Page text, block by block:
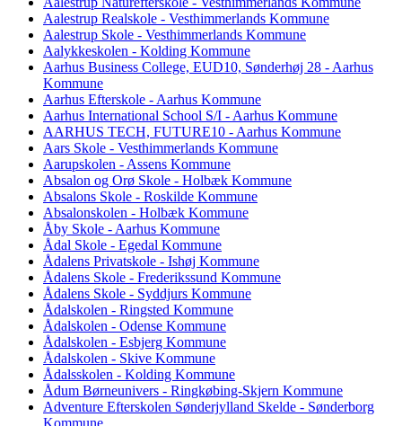
Aalestrup Realskole - Vesthimmerlands Kommune
Aalestrup Skole - Vesthimmerlands Kommune
Aalykkeskolen - Kolding Kommune
Aarhus Business College, EUD10, Sønderhøj 28 - Aarhus
Kommune
Aarhus Efterskole - Aarhus Kommune
Aarhus International School S/I - Aarhus Kommune
AARHUS TECH, FUTURE10 - Aarhus Kommune
Aars Skole - Vesthimmerlands Kommune
Aarupskolen - Assens Kommune
Absalon og Orø Skole - Holbæk Kommune
Absalons Skole - Roskilde Kommune
Absalonskolen - Holbæk Kommune
Åby Skole - Aarhus Kommune
Ådal Skole - Egedal Kommune
Ådalens Privatskole - Ishøj Kommune
Ådalens Skole - Frederikssund Kommune
Ådalens Skole - Syddjurs Kommune
Ådalskolen - Ringsted Kommune
Ådalskolen - Odense Kommune
Ådalskolen - Esbjerg Kommune
Ådalskolen - Skive Kommune
Ådalsskolen - Kolding Kommune
Ådum Børneunivers - Ringkøbing-Skjern Kommune
Adventure Efterskolen Sønderjylland Skelde - Sønderborg
Kommune